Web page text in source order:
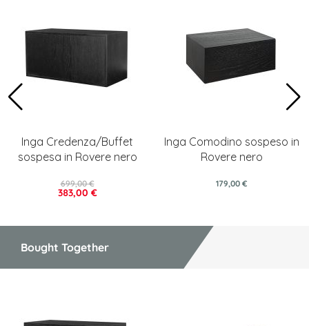
Inga Credenza/Buffet
sospesa in Rovere nero
383,00 €
699,00 €
Inga Comodino sospeso in
Rovere nero
179,00 €
Bought Together